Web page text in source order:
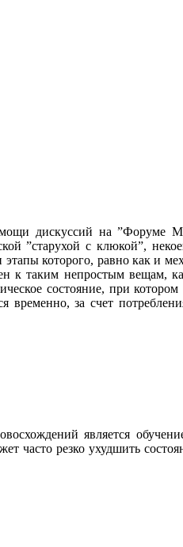
дискуссий на ”Форуме
”старухой с клюкой”,
которого, равно как и
к таким непростым вещам,
состояние, при
временно, за счет
является
часто резко ухудшить